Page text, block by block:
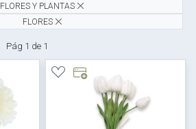
FLORES Y PLANTAS
FLORES
Pág 1 de 1